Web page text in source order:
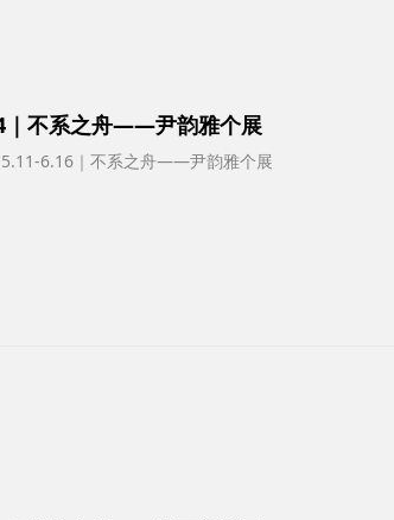
｜不系之舟——尹韵雅个展
6.16｜不系之舟——尹韵雅个展